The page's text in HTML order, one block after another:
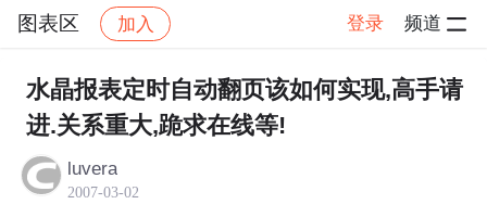
图表区 加入 登录 频道
社区 图表区 帖子详情
水晶报表定时自动翻页该如何实现,高手请
进.关系重大,跪求在线等!
luvera
2007-03-02